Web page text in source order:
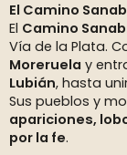
El Camino
El Camino
Vía de la Plata.
Moreruela y
Lubián, hasta
Sus pueblos y
apariciones,
por la fe.